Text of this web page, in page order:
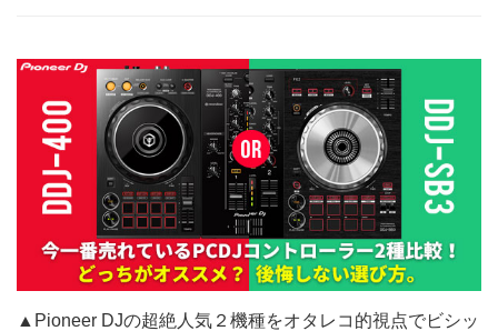
▲Pioneer DJの超絶人気２機種をオタレコ的視点でビシッ